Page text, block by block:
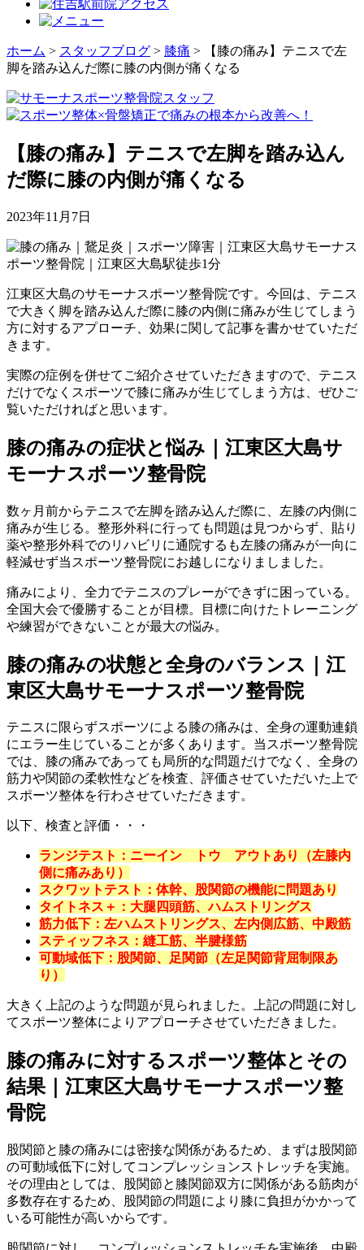
ホーム > スタッフブログ > 膝痛 >
【膝の痛み】テニスで左
脚を踏み込んだ際に膝の内側が痛くなる
【膝の痛み】テニスで左脚を踏み込ん
だ際に膝の内側が痛くなる
2023年11月7日
江東区大島のサモーナスポーツ整骨院です。今回は、テニス
で大きく脚を踏み込んだ際に膝の内側に痛みが生じてしまう
方に対するアプローチ、効果に関して記事を書かせていただ
きます。
実際の症例を併せてご紹介させていただきますので、テニス
だけでなくスポーツで膝に痛みが生じてしまう方は、ぜひご
覧いただければと思います。
膝の痛みの症状と悩み｜江東区大島サ
モーナスポーツ整骨院
数ヶ月前からテニスで左脚を踏み込んだ際に、左膝の内側に
痛みが生じる。整形外科に行っても問題は見つからず、貼り
薬や整形外科でのリハビリに通院するも左膝の痛みが一向に
軽減せず当スポーツ整骨院にお越しになりましました。
痛みにより、全力でテニスのプレーができずに困っている。
全国大会で優勝することが目標。目標に向けたトレーニング
や練習ができないことが最大の悩み。
膝の痛みの状態と全身のバランス｜江
東区大島サモーナスポーツ整骨院
テニスに限らずスポーツによる膝の痛みは、全身の運動連鎖
にエラー生じていることが多くあります。当スポーツ整骨院
では、膝の痛みであっても局所的な問題だけでなく、全身の
筋力や関節の柔軟性などを検査、評価させていただいた上で
スポーツ整体を行わさせていただきます。
以下、検査と評価・・・
ランジテスト：ニーイン トウ アウトあり（左膝内
側に痛みあり）
スクワットテスト：体幹、股関節の機能に問題あり
タイトネス＋：大腿四頭筋、ハムストリングス
筋力低下：左ハムストリングス、左内側広筋、中殿筋
スティッフネス：縫工筋、半腱様筋
可動域低下：股関節、足関節（左足関節背屈制限あ
り）
大きく上記のような問題が見られました。上記の問題に対し
てスポーツ整体によりアプローチさせていただきました。
膝の痛みに対するスポーツ整体とその
結果｜江東区大島サモーナスポーツ整
骨院
股関節と膝の痛みには密接な関係があるため、まずは股関節
の可動域低下に対してコンプレッションストレッチを実施。
その理由としては、股関節と膝関節双方に関係がある筋肉が
多数存在するため、股関節の問題により膝に負担がかかって
いる可能性が高いからです。